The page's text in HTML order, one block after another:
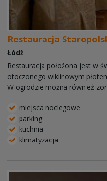
Restauracja
Łódź
Restauracja położona jest w
otoczonego wiklinowym
W ogrodzie można również
miejsca noclegowe
parking
kuchnia
klimatyzacja